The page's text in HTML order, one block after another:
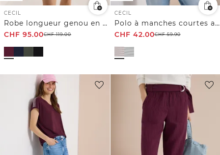
CECIL
Robe longueur genou en qualité seersucker
CHF 95.00CHF119.00
CECIL
Polo à manches courtes avec rayures
CHF 42.00CHF59.90